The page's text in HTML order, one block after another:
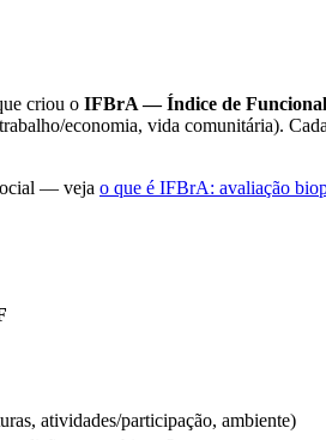
criou o IFBrA — Índice de
economia, vida comunitária).
— veja o que é IFBrA: avaliação
atividades/participação, ambiente)